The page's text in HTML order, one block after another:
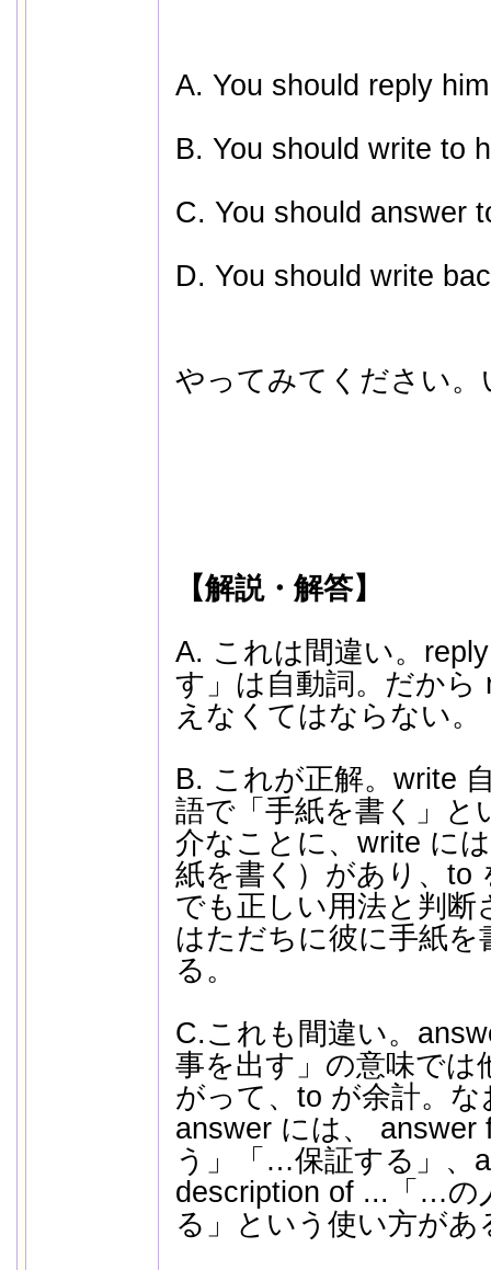
A. You should reply
B. You should write to
C. You should answer
D. You should write
やってみてください
【解説・解答】
A. これは間違い。
す」は自動詞。だから
えなくてはならない。
B. これが正解。write
語で「手紙を書く」と
介なことに、write に
紙を書く）があり、to
でも正しい用法と判断
はただちに彼に手紙
る。
C.これも間違い。
事を出す」の意味では
がって、to が余計。
answer には、
う」「…保証する」、
description of ...「…の
る」という使い方があ